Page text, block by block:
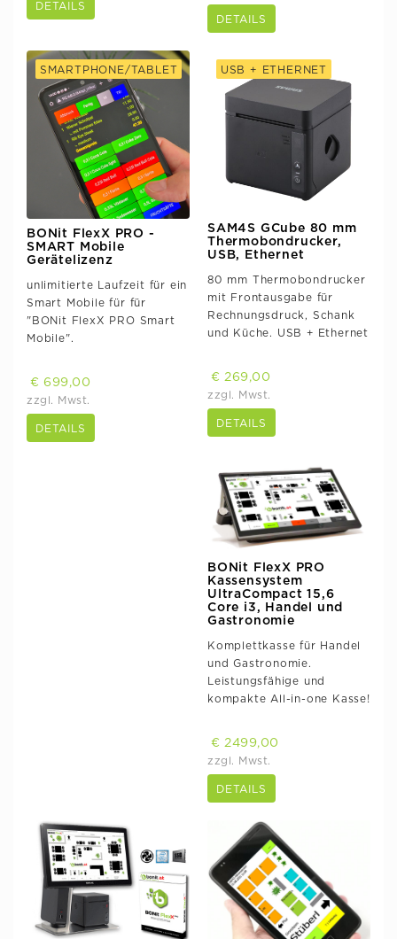
DETAILS
DETAILS
SMARTPHONE/TABLET
BONit FlexX PRO -
SMART Mobile
Gerätelizenz
unlimitierte Laufzeit für ein
Smart Mobile für für
"BONit FlexX PRO Smart
Mobile".
€ 699,00
zzgl. Mwst.
DETAILS
USB + ETHERNET
SAM4S GCube 80 mm
Thermobondrucker,
USB, Ethernet
80 mm Thermobondrucker
mit Frontausgabe für
Rechnungsdruck, Schank
und Küche. USB + Ethernet
€ 269,00
zzgl. Mwst.
DETAILS
BONit FlexX PRO
Kassensystem
UltraCompact 15,6
Core i3, Handel und
Gastronomie
Komplettkasse für Handel
und Gastronomie.
Leistungsfähige und
kompakte All-in-one Kasse!
€ 2499,00
zzgl. Mwst.
DETAILS